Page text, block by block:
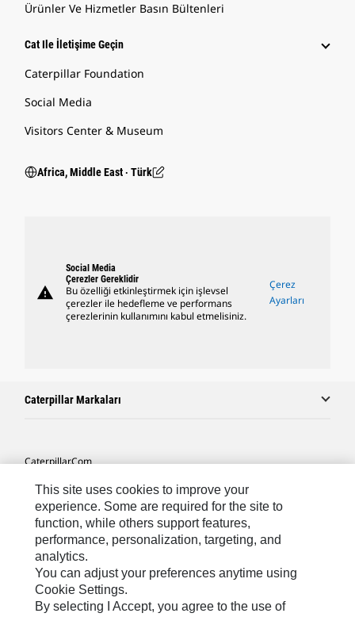
Ürünler Ve Hizmetler Basın Bültenleri
Cat Ile İletişime Geçin
Caterpillar Foundation
Social Media
Visitors Center & Museum
Africa, Middle East ‧ Türk
warning
Social Media
Çerezler Gereklidir
Bu özelliği etkinleştirmek için işlevsel
çerezler ile hedefleme ve performans
çerezlerinin kullanımını kabul etmelisiniz.
Çerez
Ayarları
Caterpillar Markaları
Caterpillar.com
Caterpillar Müşteri Hizmetleri Ve Iletişim
Site Haritası
Cookie Settings
Yasal
Gizlilik
This site uses cookies to improve your
experience. Some are required for the site to
function, while others support features,
performance, personalization, targeting, and
analytics.
You can adjust your preferences anytime using
Cookie Settings.
By selecting I Accept, you agree to the use of